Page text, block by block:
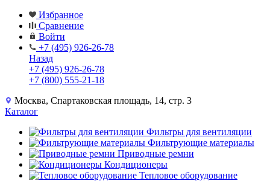
Избранное
Сравнение
Войти
+7 (495) 926-26-78
Назад
+7 (495) 926-26-78
+7 (800) 555-21-18
Москва, Спартаковская площадь, 14, стр. 3
Каталог
Фильтры для вентиляции
Фильтрующие материалы
Приводные ремни
Кондиционеры
Тепловое оборудование